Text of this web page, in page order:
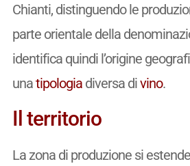
Chianti, distinguendo le
parte orientale della
identifica quindi l’origine
unatipologiadiversa divino.
Il territorio
La zona di produzione si